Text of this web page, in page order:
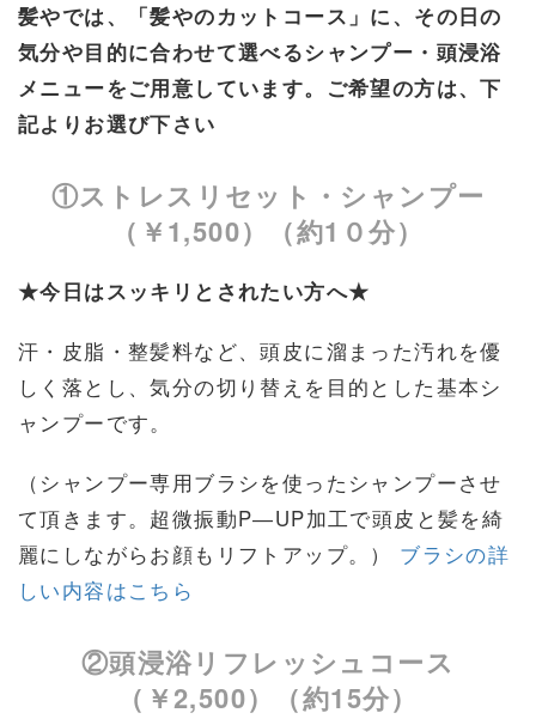
髪やでは、「髪やのカットコース」に、その日の
気分や目的に合わせて選べるシャンプー・頭浸浴
メニューをご用意しています。ご希望の方は、下
記よりお選び下さい
①ストレスリセット・シャンプー
（￥1,500）（約1０分）
★今日はスッキリとされたい方へ★
汗・皮脂・整髪料など、頭皮に溜まった汚れを優
しく落とし、気分の切り替えを目的とした基本シ
ャンプーです。
（シャンプー専用ブラシを使ったシャンプーさせ
て頂きます。超微振動P―UP加工で頭皮と髪を綺
麗にしながらお顔もリフトアップ。） ブラシの詳
しい内容はこちら
②頭浸浴リフレッシュコース
（￥2,500）（約15分）